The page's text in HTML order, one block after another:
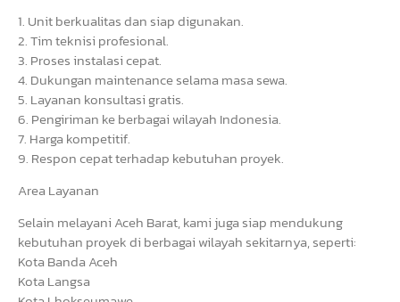
1. Unit berkualitas dan siap digunakan.
2. Tim teknisi profesional.
3. Proses instalasi cepat.
4. Dukungan maintenance selama masa sewa.
5. Layanan konsultasi gratis.
6. Pengiriman ke berbagai wilayah Indonesia.
7. Harga kompetitif.
9. Respon cepat terhadap kebutuhan proyek.
Area Layanan
Selain melayani Aceh Barat, kami juga siap mendukung
kebutuhan proyek di berbagai wilayah sekitarnya, seperti:
Kota Banda Aceh
Kota Langsa